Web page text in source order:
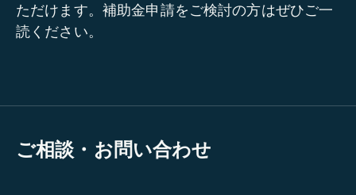
ただけます。補助金申請をご検討の方はぜひご一
読ください。
ご相談・お問い合わせ